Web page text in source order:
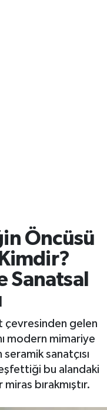
Öncüsü
Sanatsal
çevresinden gelen
modern mimariye
sanatçısı
bu alandaki
bırakmıştır.